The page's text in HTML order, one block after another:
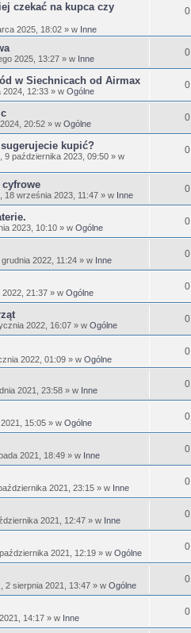
czekać na kupca czy
2025, 18:02 » w Inne
0
2025, 13:27 » w Inne
0
w Siechnicach od Airmax
2024, 12:33 » w Ogólne
0
20:52 » w Ogólne
0
kupić?
9 października 2023, 09:50 » w
0
cyfrowe
18 września 2023, 11:47 » w Inne
0
2023, 10:10 » w Ogólne
0
grudnia 2022, 11:24 » w Inne
0
21:37 » w Ogólne
0
2022, 16:07 » w Ogólne
0
2022, 01:09 » w Ogólne
0
2021, 23:58 » w Inne
0
15:05 » w Ogólne
0
2021, 18:49 » w Inne
0
2021, 23:15 » w Inne
0
2021, 12:47 » w Inne
0
2021, 12:19 » w Ogólne
0
2 sierpnia 2021, 13:47 » w Ogólne
0
14:17 » w Inne
0